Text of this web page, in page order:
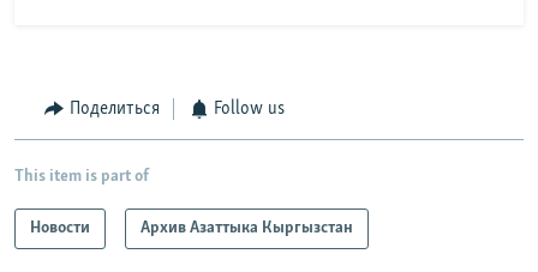
Поделиться Follow us
This item is part of
Новости Архив Азаттыка Кыргызстан